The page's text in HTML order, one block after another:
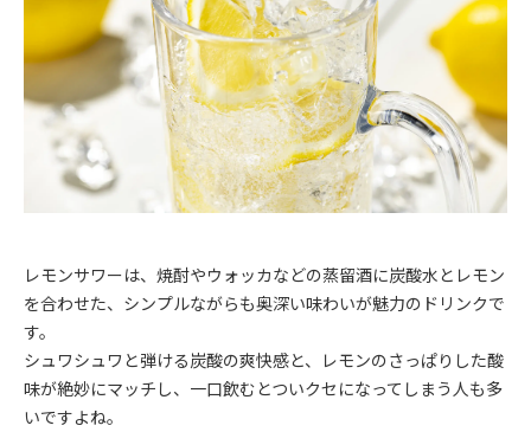
レモンサワーは、焼酎やウォッカなどの蒸留酒に炭酸水とレモン
を合わせた、シンプルながらも奥深い味わいが魅力のドリンクで
す。
シュワシュワと弾ける炭酸の爽快感と、レモンのさっぱりした酸
味が絶妙にマッチし、一口飲むとついクセになってしまう人も多
いですよね。